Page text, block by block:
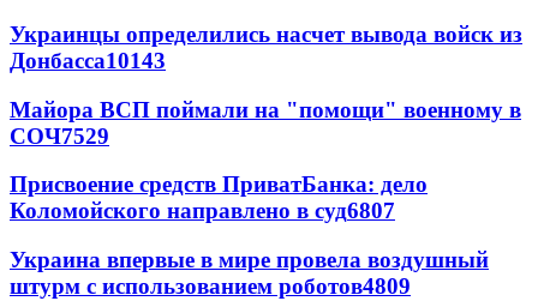
Украинцы определились насчет вывода войск из
Донбасса10143
Майора ВСП поймали на "помощи" военному в
СОЧ7529
Присвоение средств ПриватБанка: дело
Коломойского направлено в суд6807
Украина впервые в мире провела воздушный
штурм с использованием роботов4809